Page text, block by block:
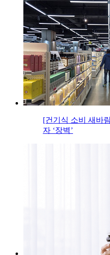
[건기식 소비 새바
자 ‘장벽’